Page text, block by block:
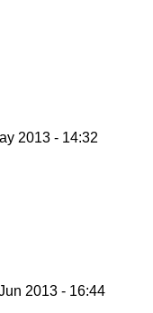
2013 - 14:32
2013 - 16:44